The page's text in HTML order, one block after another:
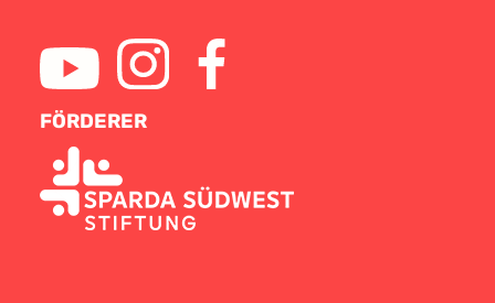
FÖRDERER